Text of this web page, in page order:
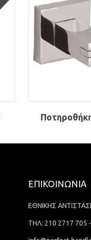
ΕΠΙΚΟΙΝΩΝΙΑ
ΕΘΝΙΚΗΣ
ΤΗΛ: 210 2717 705